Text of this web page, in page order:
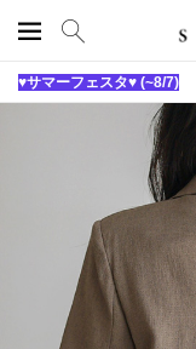
♥サマーフェスタ♥ (~8/7)